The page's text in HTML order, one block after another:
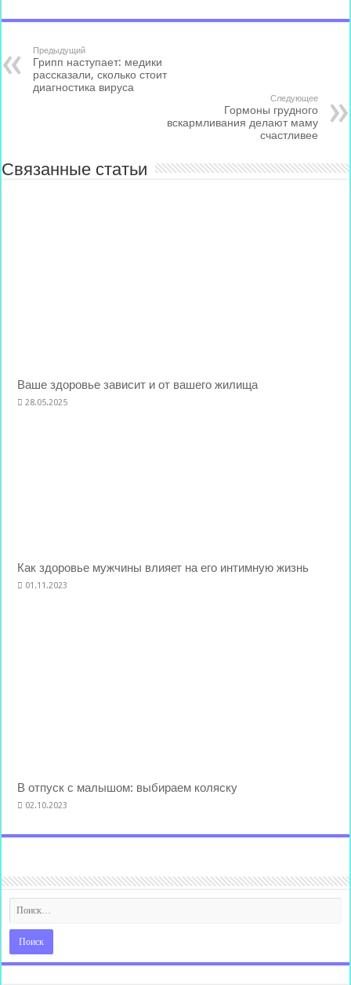
Предыдущий
Грипп наступает: медики
рассказали, сколько стоит
диагностика вируса
Следующее
Гормоны грудного
вскармливания делают маму
счастливее
Связанные статьи
Ваше здоровье зависит и от вашего жилища
28.05.2025
Как здоровье мужчины влияет на его интимную жизнь
01.11.2023
В отпуск с малышом: выбираем коляску
02.10.2023